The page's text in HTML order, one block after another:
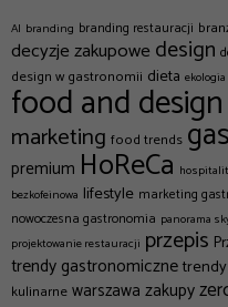
AI branding branding restauracji
decyzje zakupowe design
design w gastronomii dieta ekologia
food and design
marketing food trends
premium HoReCa
bezkofeinowa lifestyle marketing
nowoczesna gastronomia panorama
projektowanie restauracji przepis
trendy gastronomiczne
kulinarnewarszawa zakupy